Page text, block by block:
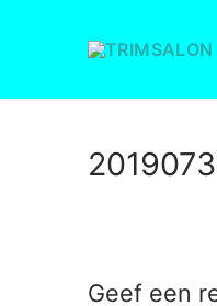
inhoud
Geef een